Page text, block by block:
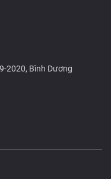
2020, Bình Dương